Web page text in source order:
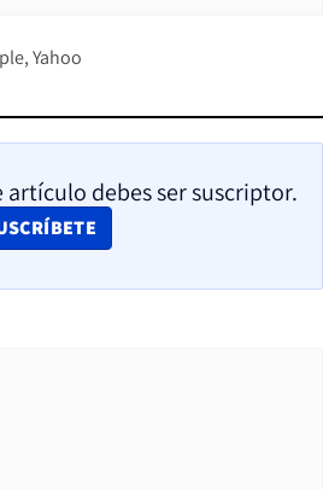
Yahoo
artículo debes ser suscriptor.
IN NEW WINDOW